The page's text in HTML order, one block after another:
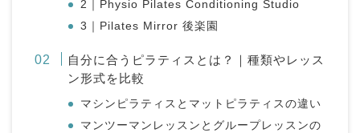
2｜Physio Pilates Conditioning Studio
3｜Pilates Mirror 後楽園
自分に合うピラティスとは？｜種類やレッス
ン形式を比較
マシンピラティスとマットピラティスの違い
マンツーマンレッスンとグループレッスンの